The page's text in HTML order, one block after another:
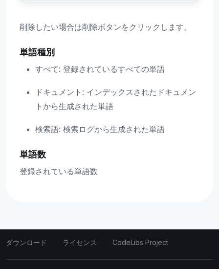
削除したい場合は削除ボタンをクリックします。
単語種別
すべて: 登録されているすべての単語
ドキュメント: インデックスされたドキュメン
トから生成された単語
検索語: 検索ログから生成された単語
単語数
登録されている単語数
ダウンロード ライセンス CodeLibs Project